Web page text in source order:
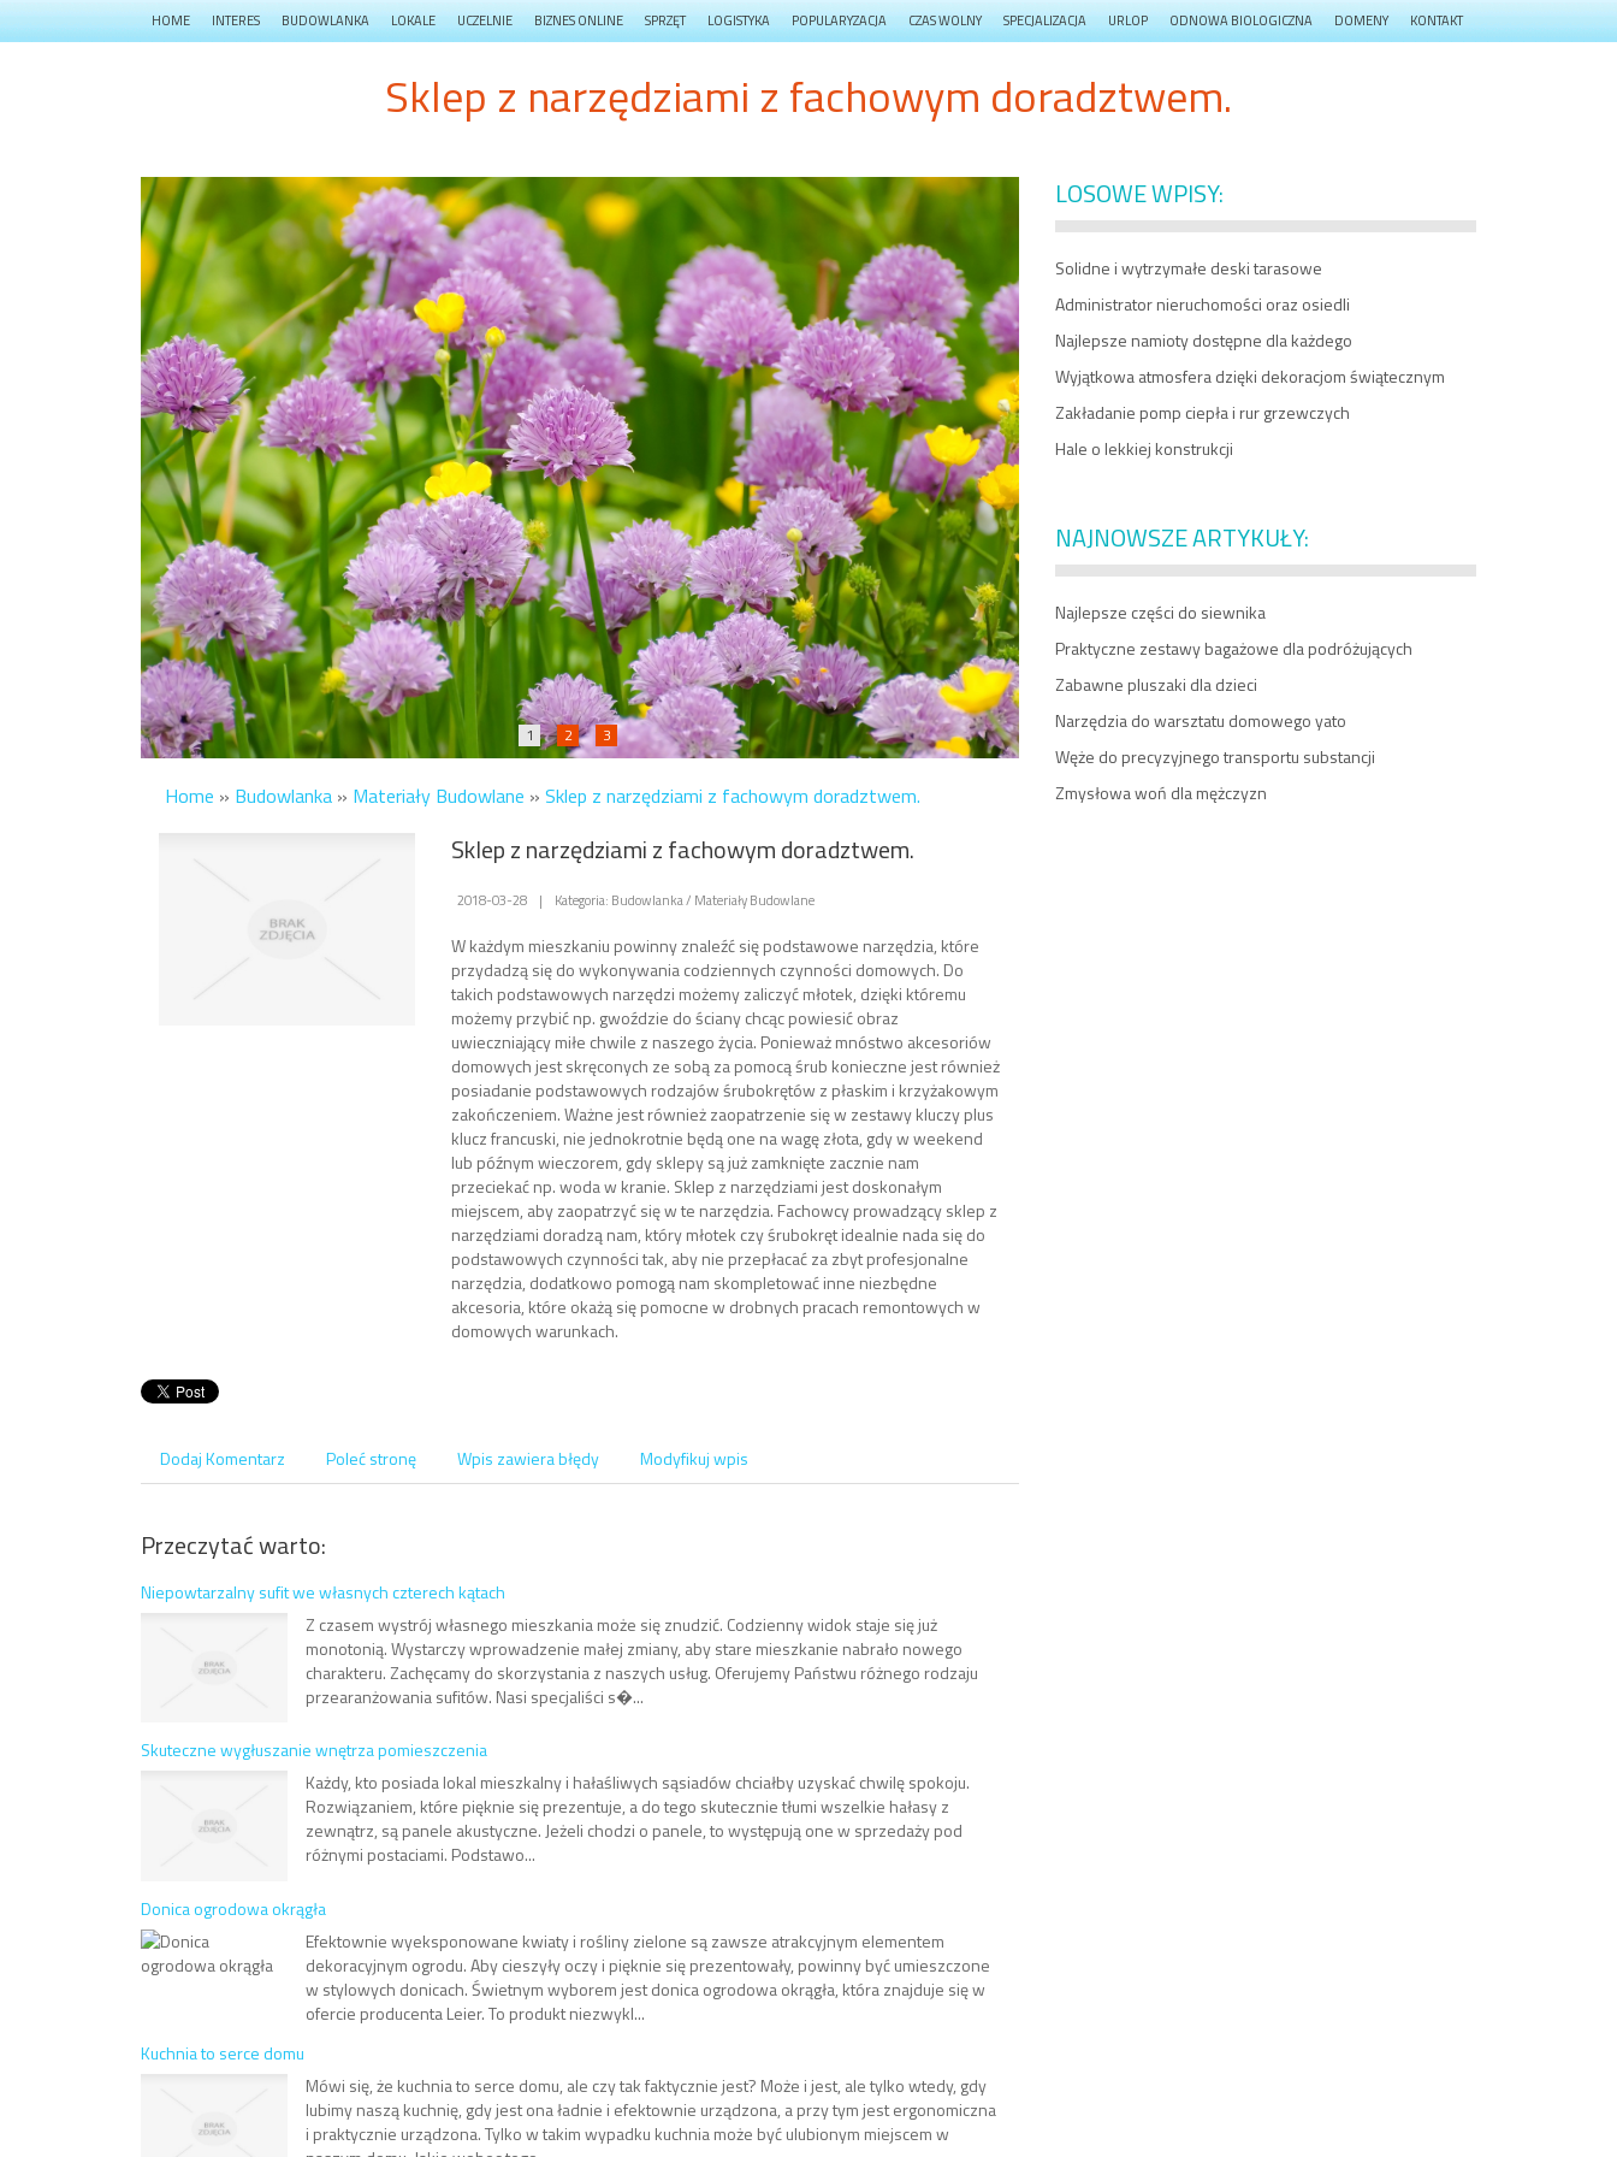
HOME INTERES BUDOWLANKA LOKALE UCZELNIE BIZNES ONLINE SPRZĘT LOGISTYKA POPULARYZACJA CZAS WOLNY SPECJALIZACJA URLOP ODNOWA BIOLOGICZNA DOMENY KONTAKT
Sklep z narzędziami z fachowym doradztwem.
1 2 3
Home » Budowlanka » Materiały Budowlane » Sklep z narzędziami z fachowym doradztwem.
Sklep z narzędziami z fachowym doradztwem.
2018-03-28 | Kategoria: Budowlanka / Materiały Budowlane
W każdym mieszkaniu powinny znaleźć się podstawowe narzędzia, które
przydadzą się do wykonywania codziennych czynności domowych. Do
takich podstawowych narzędzi możemy zaliczyć młotek, dzięki któremu
możemy przybić np. gwoździe do ściany chcąc powiesić obraz
uwieczniający miłe chwile z naszego życia. Ponieważ mnóstwo akcesoriów
domowych jest skręconych ze sobą za pomocą śrub konieczne jest również
posiadanie podstawowych rodzajów śrubokrętów z płaskim i krzyżakowym
zakończeniem. Ważne jest również zaopatrzenie się w zestawy kluczy plus
klucz francuski, nie jednokrotnie będą one na wagę złota, gdy w weekend
lub późnym wieczorem, gdy sklepy są już zamknięte zacznie nam
przeciekać np. woda w kranie. Sklep z narzędziami jest doskonałym
miejscem, aby zaopatrzyć się w te narzędzia. Fachowcy prowadzący sklep z
narzędziami doradzą nam, który młotek czy śrubokręt idealnie nada się do
podstawowych czynności tak, aby nie przepłacać za zbyt profesjonalne
narzędzia, dodatkowo pomogą nam skompletować inne niezbędne
akcesoria, które okażą się pomocne w drobnych pracach remontowych w
domowych warunkach.
Dodaj Komentarz Poleć stronę Wpis zawiera błędy Modyfikuj wpis
Przeczytać warto:
Niepowtarzalny sufit we własnych czterech kątach
Z czasem wystrój własnego mieszkania może się znudzić. Codzienny widok staje się już
monotonią. Wystarczy wprowadzenie małej zmiany, aby stare mieszkanie nabrało nowego
charakteru. Zachęcamy do skorzystania z naszych usług. Oferujemy Państwu różnego rodzaju
przearanżowania sufitów. Nasi specjaliści s�...
Skuteczne wygłuszanie wnętrza pomieszczenia
Każdy, kto posiada lokal mieszkalny i hałaśliwych sąsiadów chciałby uzyskać chwilę spokoju.
Rozwiązaniem, które pięknie się prezentuje, a do tego skutecznie tłumi wszelkie hałasy z
zewnątrz, są panele akustyczne. Jeżeli chodzi o panele, to występują one w sprzedaży pod
różnymi postaciami. Podstawo...
Donica ogrodowa okrągła
Efektownie wyeksponowane kwiaty i rośliny zielone są zawsze atrakcyjnym elementem
dekoracyjnym ogrodu. Aby cieszyły oczy i pięknie się prezentowały, powinny być umieszczone
w stylowych donicach. Świetnym wyborem jest donica ogrodowa okrągła, która znajduje się w
ofercie producenta Leier. To produkt niezwykl...
Kuchnia to serce domu
Mówi się, że kuchnia to serce domu, ale czy tak faktycznie jest? Może i jest, ale tylko wtedy, gdy
lubimy naszą kuchnię, gdy jest ona ładnie i efektownie urządzona, a przy tym jest ergonomiczna
i praktycznie urządzona. Tylko w takim wypadku kuchnia może być ulubionym miejscem w
LOSOWE WPISY:
Solidne i wytrzymałe deski tarasowe
Administrator nieruchomości oraz osiedli
Najlepsze namioty dostępne dla każdego
Wyjątkowa atmosfera dzięki dekoracjom świątecznym
Zakładanie pomp ciepła i rur grzewczych
Hale o lekkiej konstrukcji
NAJNOWSZE ARTYKUŁY:
Najlepsze części do siewnika
Praktyczne zestawy bagażowe dla podróżujących
Zabawne pluszaki dla dzieci
Narzędzia do warsztatu domowego yato
Węże do precyzyjnego transportu substancji
Zmysłowa woń dla mężczyzn